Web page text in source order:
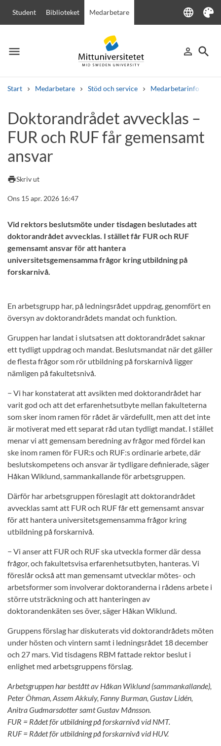
Student Biblioteket Medarbetare language
Language
Tema
menu
Meny person_outline
Logga in
search
Sök
Start Medarbetare Stöd och service Medarbetarinfo
Andra söktjänster
Kurser och program Kursplaner Välkomstbrev Personal
Doktorandrådet avvecklas –
FUR och RUF får gemensamt
ansvar
printSkriv ut
Ons 15 apr. 2026 16:47
Vid rektors beslutsmöte under tisdagen beslutades att
doktorandrådet avvecklas. I stället får FUR och RUF
gemensamt ansvar för att hantera
universitetsgemensamma frågor kring utbildning på
forskarnivå.
En arbetsgrupp har, på ledningsrådet uppdrag, genomfört en
översyn av doktorandrådets mandat och funktion.
Gruppen har landat i slutsatsen att doktorandrådet saknar
ett tydligt uppdrag och mandat. Beslutsmandat när det gäller
de flesta frågor som rör utbildning på forskarnivå ligger
nämligen på fakultetsnivå.
− Vi har konstaterat att avsikten med doktorandrådet har
varit god och att det erfarenhetsutbyte mellan fakulteterna
som sker inom ramen för rådet är värdefullt, men att det inte
är motiverat med ett separat råd utan tydligt mandat. I stället
menar vi att gemensam beredning av frågor med fördel kan
ske inom ramen för FUR:s och RUF:s ordinarie arbete, där
beslutskompetens och ansvar är tydligare definierade, säger
Håkan Wiklund, sammankallande för arbetsgruppen.
Därför har arbetsgruppen föreslagit att doktorandrådet
avvecklas samt att FUR och RUF får ett gemensamt ansvar
för att hantera universitetsgemensamma frågor kring
utbildning på forskarnivå.
− Vi anser att FUR och RUF ska utveckla former där dessa
frågor, och fakultetsvisa erfarenhetsutbyten, hanteras. Vi
föreslår också att man gemensamt utvecklar mötes- och
arbetsformer som involverar doktoranderna i rådens arbete i
större utsträckning och att hanteringen av
doktorandenkäten ses över, säger Håkan Wiklund.
Gruppens förslag har diskuterats vid doktorandrådets möten
under hösten och vintern samt i ledningsrådet 18 december
och 27 mars. Vid tisdagens RBM fattade rektor beslut i
enlighet med arbetsgruppens förslag.
Arbetsgruppen har bestått av Håkan Wiklund (sammankallande),
Peter Öhman, Assem Akkuly, Fanny Burman, Gustav Lidén,
Anitra Gudmarsdotter samt Gustav Månsson.
FUR = Rådet för utbildning på forskarnivå vid NMT.
RUF = Rådet för utbildning på forskarnivå vid HUV.